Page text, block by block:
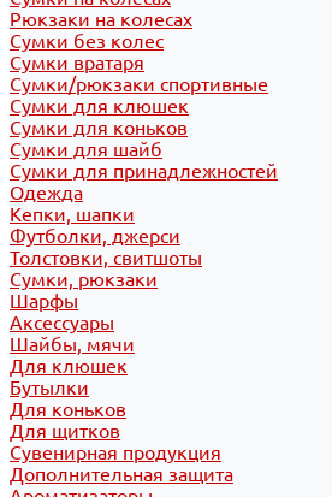
Рюкзаки на колесах
Сумки без колес
Сумки вратаря
Сумки/рюкзаки спортивные
Сумки для клюшек
Сумки для коньков
Сумки для шайб
Сумки для принадлежностей
Одежда
Кепки, шапки
Футболки, джерси
Толстовки, свитшоты
Сумки, рюкзаки
Шарфы
Аксессуары
Шайбы, мячи
Для клюшек
Бутылки
Для коньков
Для щитков
Сувенирная продукция
Дополнительная защита